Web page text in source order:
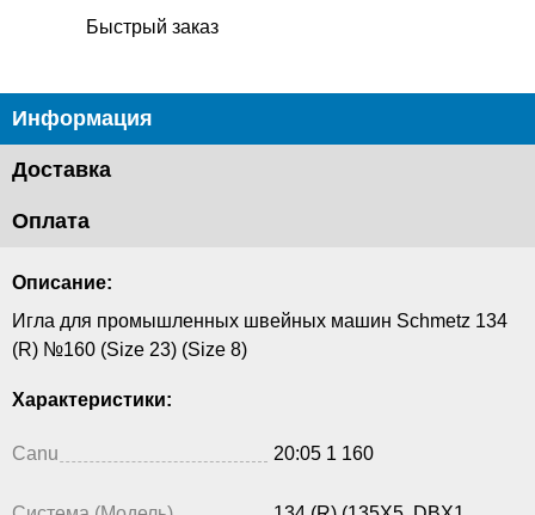
Быстрый заказ
Информация
Доставка
Оплата
Описание:
Игла для промышленных швейных машин Schmetz 134
(R) №160 (Size 23) (Size 8)
Характеристики:
Canu 20:05 1 160